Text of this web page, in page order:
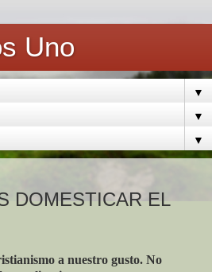
Uno
▼
▼
▼
DOMESTICAR EL
a nuestro gusto. No